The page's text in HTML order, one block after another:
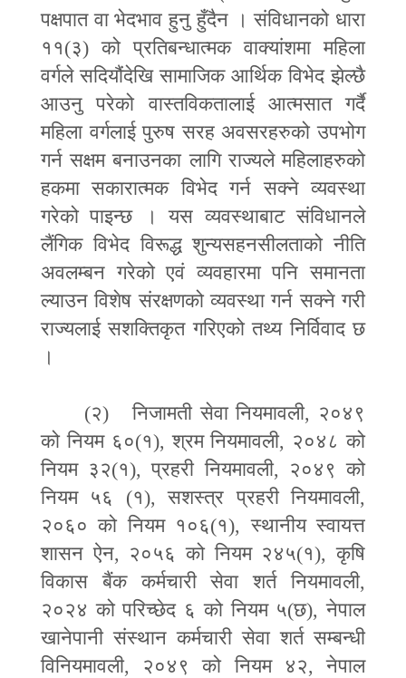
पक्षपात वा भेदभाव हुनु हुँदैन । संविधानको धारा
११(३) को प्रतिबन्धात्मक वाक्यांशमा महिला
वर्गले सदियौंदेखि सामाजिक आर्थिक विभेद झेल्छै
आउनु परेको वास्तविकतालाई आत्मसात गर्दै
महिला वर्गलाई पुरुष सरह अवसरहरुको उपभोग
गर्न सक्षम बनाउनका लागि राज्यले महिलाहरुको
हकमा सकारात्मक विभेद गर्न सक्ने व्यवस्था
गरेको पाइन्छ । यस व्यवस्थाबाट संविधानले
लैंगिक विभेद विरूद्ध शुन्यसहनसीलताको नीति
अवलम्बन गरेको एवं व्यवहारमा पनि समानता
ल्याउन विशेष संरक्षणको व्यवस्था गर्न सक्ने गरी
राज्यलाई सशक्तिकृत गरिएको तथ्य निर्विवाद छ
।
(२) निजामती सेवा नियमावली, २०४९
को नियम ६०(१),श्रम नियमावली, २०४८ को
नियम ३२(१),प्रहरी नियमावली, २०४९ को
नियम ५६ (१),सशस्त्र प्रहरी नियमावली,
२०६० को नियम १०६(१),स्थानीय स्वायत्त
शासन ऐन, २०५६ को नियम २४५(१),कृषि
विकास बैंक कर्मचारी सेवा शर्त नियमावली,
२०२४ को परिच्छेद ६ को नियम ५(छ),नेपाल
खानेपानी संस्थान कर्मचारी सेवा शर्त सम्बन्धी
विनियमावली, २०४९ को नियम ४२,नेपाल